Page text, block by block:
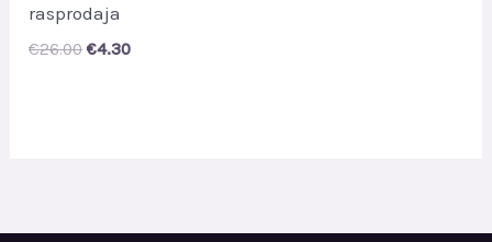
rasprodaja
€26.00 Original
€4.30Current